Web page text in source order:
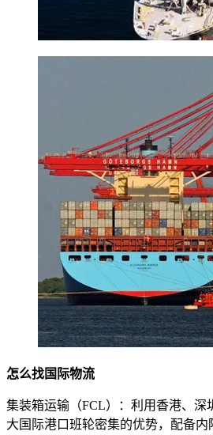
怎么找国际物流
集装箱运输（FCL）：利用香港、深
大国际港口班轮密集的优势，配备